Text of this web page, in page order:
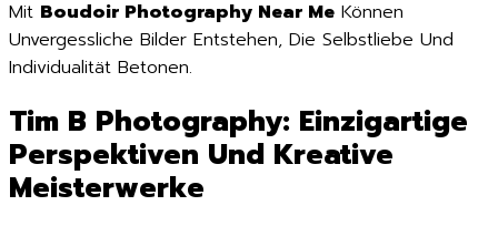
Mit Boudoir Photography Near Me Können
Unvergessliche Bilder Entstehen, Die Selbstliebe Und
Individualität Betonen.
Tim B Photography: Einzigartige
Perspektiven Und Kreative
Meisterwerke